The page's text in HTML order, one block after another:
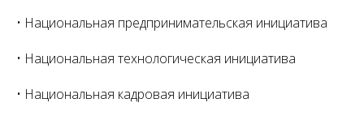
• Национальная предпринимательская инициатива
• Национальная технологическая инициатива
• Национальная кадровая инициатива